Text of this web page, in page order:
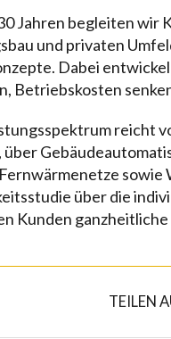
Jahren begleiten wir
und privaten
Dabei
Betriebskosten
reicht
über
über die
Kunden
TEILEN